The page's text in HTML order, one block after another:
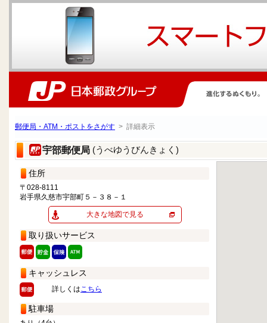
郵便局・ATM・ポストをさがす > 詳細表示
宇部郵便局 (うべゆうびんきょく)
住所
〒028-8111
岩手県久慈市宇部町５－３８－１
大きな地図で見る
取り扱いサービス
キャッシュレス
詳しくはこちら
駐車場